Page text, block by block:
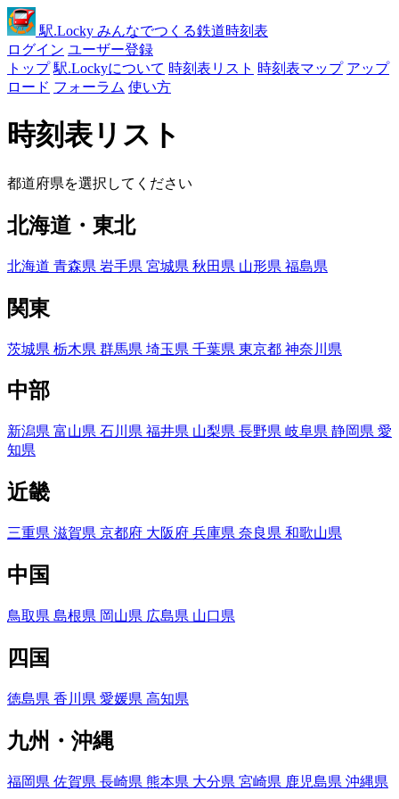
駅.Locky みんなでつくる鉄道時刻表
ログイン ユーザー登録
トップ 駅.Lockyについて 時刻表リスト 時刻表マップ アップ
ロード フォーラム 使い方
時刻表リスト
都道府県を選択してください
北海道・東北
北海道 青森県 岩手県 宮城県 秋田県 山形県 福島県
関東
茨城県 栃木県 群馬県 埼玉県 千葉県 東京都 神奈川県
中部
新潟県 富山県 石川県 福井県 山梨県 長野県 岐阜県 静岡県 愛
知県
近畿
三重県 滋賀県 京都府 大阪府 兵庫県 奈良県 和歌山県
中国
鳥取県 島根県 岡山県 広島県 山口県
四国
徳島県 香川県 愛媛県 高知県
九州・沖縄
福岡県 佐賀県 長崎県 熊本県 大分県 宮崎県 鹿児島県 沖縄県